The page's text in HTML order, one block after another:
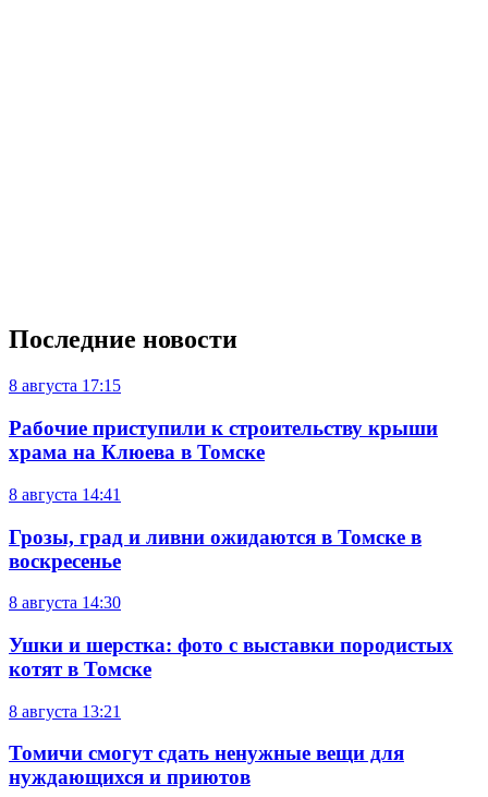
Последние новости
8 августа 17:15
Рабочие приступили к строительству крыши
храма на Клюева в Томске
8 августа 14:41
Грозы, град и ливни ожидаются в Томске в
воскресенье
8 августа 14:30
Ушки и шерстка: фото с выставки породистых
котят в Томске
8 августа 13:21
Томичи смогут сдать ненужные вещи для
нуждающихся и приютов